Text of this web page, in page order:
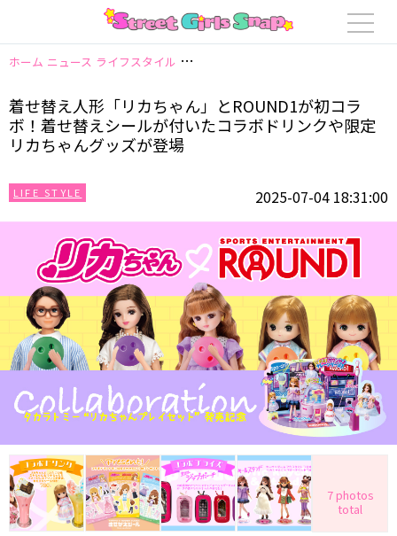
ホーム ニュース ライフスタイル 着せ替え人形「リカちゃん」と
着せ替え人形「リカちゃん」とROUND1が初コラ
ボ！着せ替えシールが付いたコラボドリンクや限定
リカちゃんグッズが登場
LIFE STYLE 2025-07-04 18:31:00
7 photos
total